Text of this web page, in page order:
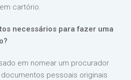
cartório.
necessários para fazer uma
em nomear um procurador
pessoais originais